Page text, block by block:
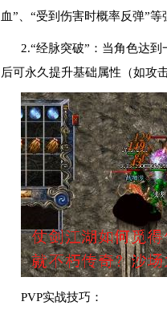
血”、“受到伤害时概率反弹”
2.“经脉突破”：当角色达
后可永久提升基础属性（如攻
PVP实战技巧：